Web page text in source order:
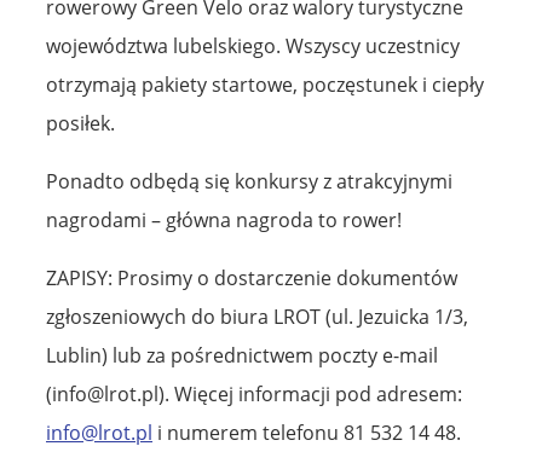
rowerowy Green Velo oraz walory turystyczne
województwa lubelskiego. Wszyscy uczestnicy
otrzymają pakiety startowe, poczęstunek i ciepły
posiłek.
Ponadto odbędą się konkursy z atrakcyjnymi
nagrodami – główna nagroda to rower!
ZAPISY: Prosimy o dostarczenie dokumentów
zgłoszeniowych do biura LROT (ul. Jezuicka 1/3,
Lublin) lub za pośrednictwem poczty e-mail
(info@lrot.pl). Więcej informacji pod adresem:
info@lrot.pl i numerem telefonu 81 532 14 48.